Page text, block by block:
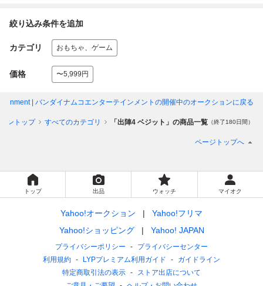
絞り込み条件を追加
カテゴリ おもちゃ、ゲーム
価格 〜5,999円
| バンダイナムコエンターテインメント の開催中のオークションに戻る
ントップ すべてのカテゴリ 「出陣4 ベジット」の商品一覧 （終了180日間）
ページトップへ
トップ 出品 ウォッチ マイオク
Yahoo!オークション
Yahoo!フリマ
Yahoo!ショッピング
Yahoo! JAPAN
プライバシーポリシー
プライバシーセンター
利用規約
LYPプレミアム利用ガイド
ガイドライン
特定商取引法の表示
ストア出店について